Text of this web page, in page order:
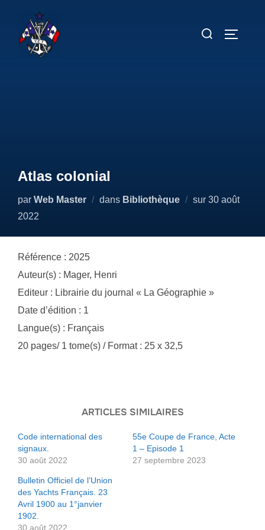
contenu
Rechercher :
Atlas colonial
par Web Master dans Bibliothèque sur Publié
30 août
2022
Référence : 2025
Auteur(s) : Mager, Henri
Editeur : Librairie du journal « La Géographie »
Date d’édition : 1
Langue(s) : Français
20 pages/ 1 tome(s) / Format : 25 x 32,5
ARTICLES SIMILAIRES
Code international des
signaux.
30 août 2022
55e Coupe de France, Acte
1 – Episode 1
27 septembre 2023
Bulletin Officiel de l’Union
des Yachts Français. 23
Avril 1900 au 1°janvier
1902.
30 août 2022